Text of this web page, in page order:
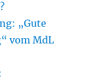
„Gute
vom MdL